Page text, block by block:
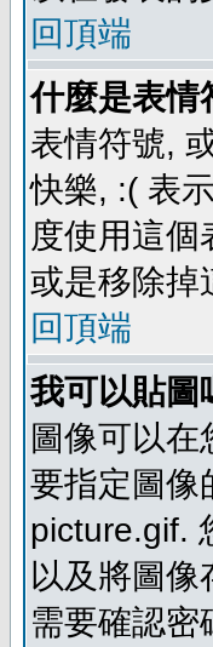
回頂端
什麼是表情
表情符號,
快樂, :( 表
度使用這
或是移除掉
回頂端
我可以貼圖
圖像可以在
要指定圖像
picture.gif.
以及將圖
需要確認